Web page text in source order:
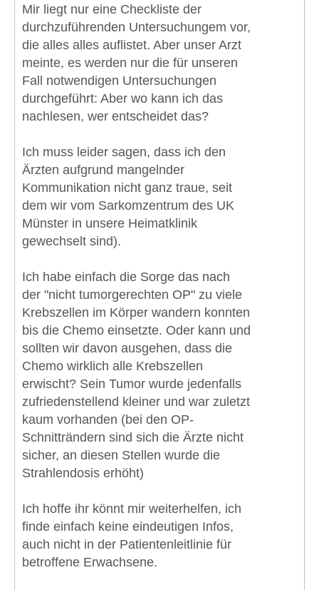
Mir liegt nur eine Checkliste der
durchzuführenden Untersuchungem vor,
die alles alles auflistet. Aber unser Arzt
meinte, es werden nur die für unseren
Fall notwendigen Untersuchungen
durchgeführt: Aber wo kann ich das
nachlesen, wer entscheidet das?
Ich muss leider sagen, dass ich den
Ärzten aufgrund mangelnder
Kommunikation nicht ganz traue, seit
dem wir vom Sarkomzentrum des UK
Münster in unsere Heimatklinik
gewechselt sind).
Ich habe einfach die Sorge das nach
der "nicht tumorgerechten OP" zu viele
Krebszellen im Körper wandern konnten
bis die Chemo einsetzte. Oder kann und
sollten wir davon ausgehen, dass die
Chemo wirklich alle Krebszellen
erwischt? Sein Tumor wurde jedenfalls
zufriedenstellend kleiner und war zuletzt
kaum vorhanden (bei den OP-
Schnitträndern sind sich die Ärzte nicht
sicher, an diesen Stellen wurde die
Strahlendosis erhöht)
Ich hoffe ihr könnt mir weiterhelfen, ich
finde einfach keine eindeutigen Infos,
auch nicht in der Patientenleitlinie für
betroffene Erwachsene.